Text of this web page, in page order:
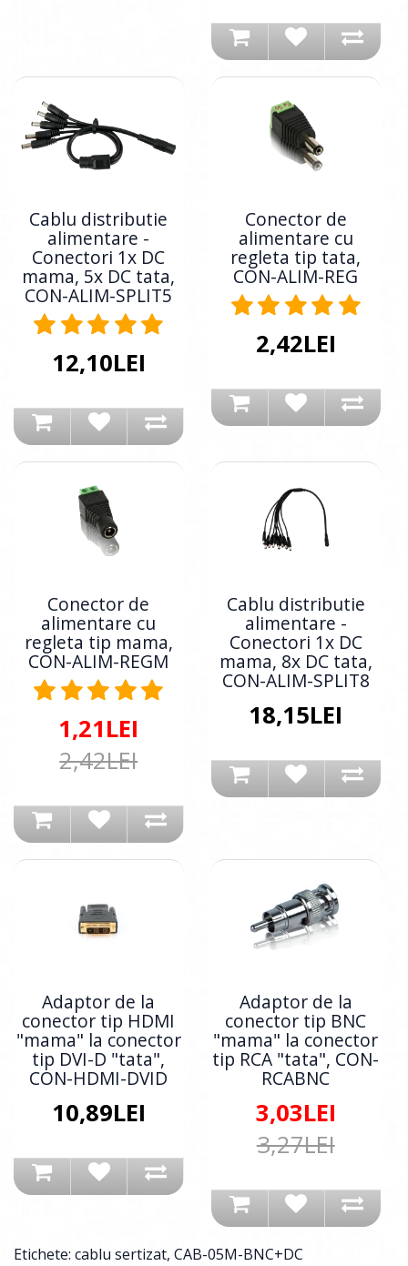
Cablu distributie
alimentare -
Conectori 1x DC
mama, 5x DC tata,
CON-ALIM-SPLIT5
12,10LEI
Conector de
alimentare cu
regleta tip tata,
CON-ALIM-REG
2,42LEI
Conector de
alimentare cu
regleta tip mama,
CON-ALIM-REGM
1,21LEI
2,42LEI
Cablu distributie
alimentare -
Conectori 1x DC
mama, 8x DC tata,
CON-ALIM-SPLIT8
18,15LEI
Adaptor de la
conector tip HDMI
"mama" la conector
tip DVI-D "tata",
CON-HDMI-DVID
10,89LEI
Adaptor de la
conector tip BNC
"mama" la conector
tip RCA "tata", CON-
RCABNC
3,03LEI
3,27LEI
Etichete: cablu sertizat, CAB-05M-BNC+DC